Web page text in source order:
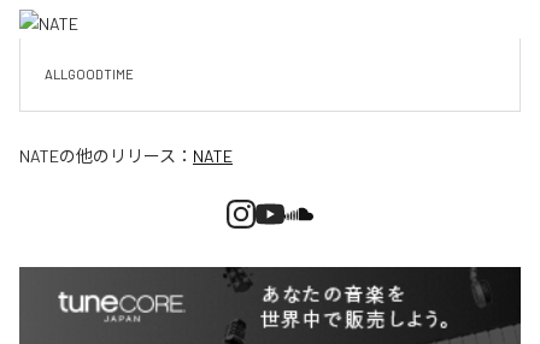
ALLGOODTIME
NATEの他のリリース： NATE